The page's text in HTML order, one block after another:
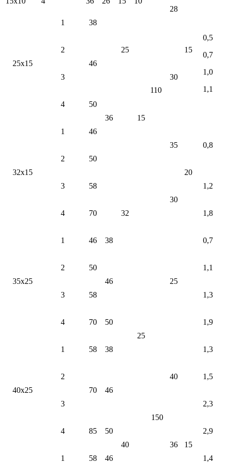
110
28
15
25х15
1 38
36
25
15
0,5
0,7
1,0
1,1
2
46
30
3
4 50
32
32х15
1
46
35
20
0,8
2
50
3
58
30
1,2
4 70 1,8
35х25
1 46 38
25
25
0,7
2
50
46
1,1
3 58 1,3
4 70 50 1,9
40х25
1 58 38
40
150
40
15
1,3
2
70
46
1,5
3 2,3
4 85
50
36
2,9
1 58 46 1,4